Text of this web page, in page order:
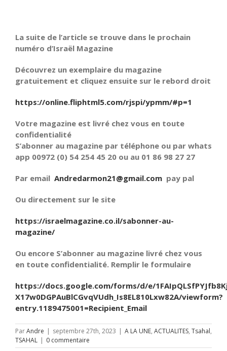
La suite de l’article se trouve dans le prochain
numéro d’Israël Magazine
Découvrez un exemplaire du magazine
gratuitement et cliquez ensuite sur le rebord droit
https://online.fliphtml5.com/rjspi/ypmm/#p=1
Votre magazine est livré chez vous en toute
confidentialité
S’abonner au magazine par téléphone ou par whats
app 00972 (0) 54 254 45 20 ou au 01 86 98 27 27
Par email Andredarmon21@gmail.com pay pal
Ou directement sur le site
https://israelmagazine.co.il/sabonner-au-
magazine/
Ou encore S’abonner au magazine livré chez vous
en toute confidentialité. Remplir le formulaire
https://docs.google.com/forms/d/e/
X17w0DGPAuBlCGvqVUdh_Is8EL810Lxw82A/viewform?
entry.1189475001=Recipient_Email
ParAndre | septembre 27th, 2023 | A LA UNE, ACTUALITES, Tsahal,
TSAHAL | 0 commentaire